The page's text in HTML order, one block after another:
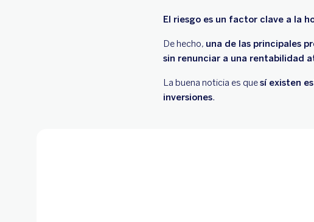
El riesgo es un factor clave a la
De hecho, una de las principales
sin renunciar a una rentabilidad
La buena noticia es quesí existen
inversiones.